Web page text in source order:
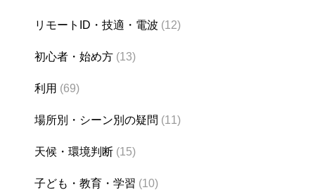
リモートID・技適・電波 (12)
初心者・始め方 (13)
利用 (69)
場所別・シーン別の疑問 (11)
天候・環境判断 (15)
子ども・教育・学習 (10)